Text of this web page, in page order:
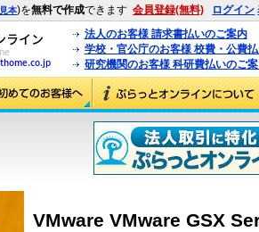
見本)を無料で作成できます 会員登録(無料) ログイン
法人のお客様 請求書払いのご案内
学校・官公庁のお客様 校費・公費
研究機関のお客様 科研費払いのご
VMware VMware GSX